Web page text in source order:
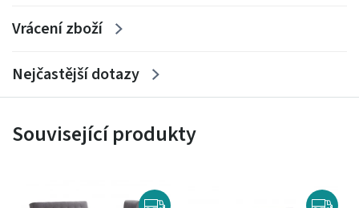
Vrácení zboží
Nejčastější dotazy
Související produkty